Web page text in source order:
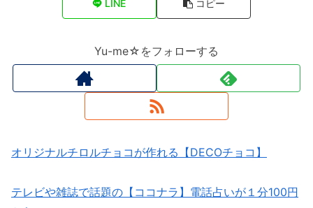
LINE コピー
Yu-me☆をフォローする
オリジナルチロルチョコが作れる【DECOチョコ】
テレビや雑誌で話題の【ココナラ】電話占いが１分100円